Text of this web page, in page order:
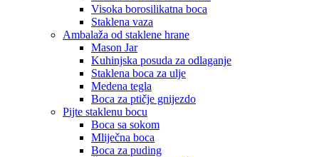
Visoka borosilikatna boca
Staklena vaza
Ambalaža od staklene hrane
Mason Jar
Kuhinjska posuda za odlaganje
Staklena boca za ulje
Medena tegla
Boca za ptičje gnijezdo
Pijte staklenu bocu
Boca sa sokom
Mliječna boca
Boca za puding